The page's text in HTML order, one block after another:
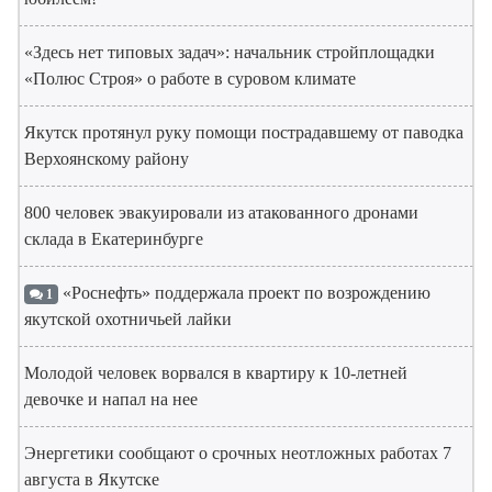
«Здесь нет типовых задач»: начальник стройплощадки
«Полюс Строя» о работе в суровом климате
Якутск протянул руку помощи пострадавшему от паводка
Верхоянскому району
800 человек эвакуировали из атакованного дронами
склада в Екатеринбурге
1 «Роснефть» поддержала проект по возрождению
якутской охотничьей лайки
Молодой человек ворвался в квартиру к 10-летней
девочке и напал на нее
Энергетики сообщают о срочных неотложных работах 7
августа в Якутске